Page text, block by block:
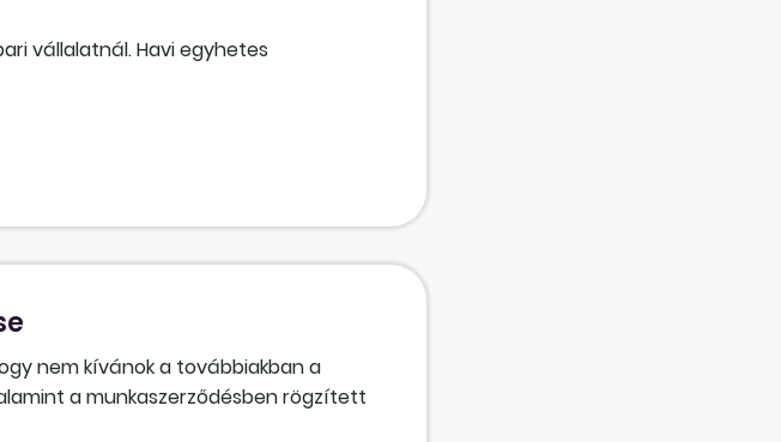
vállalatnál. Havi egyhetes
nem kívánok a továbbiakban a
a munkaszerződésben rögzített
lenne a teendőm ezek után?